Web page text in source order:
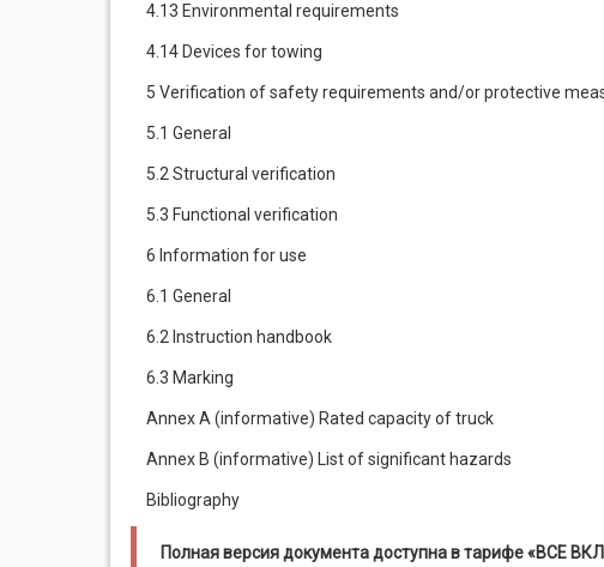
4.13 Environmental requirements
4.14 Devices for towing
5 Verification of safety requirements and/or protective
5.1 General
5.2 Structural verification
5.3 Functional verification
6 Information for use
6.1 General
6.2 Instruction handbook
6.3 Marking
Annex A (informative) Rated capacity of truck
Annex В (informative) List of significant hazards
Bibliography
Полная версия документа доступна в тарифе «ВСЕ